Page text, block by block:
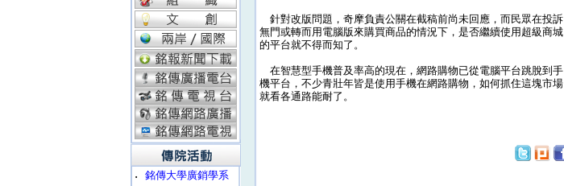
‧
銘傳大學廣銷學系
針對改版問題，奇摩負責公關在截稿前尚未回應，而民眾在投訴
無門或轉而用電腦版來購買商品的情況下，是否繼續使用超級商城
的平台就不得而知了。
在智慧型手機普及率高的現在，網路購物已從電腦平台跳脫到手
機平台，不少青壯年皆是使用手機在網路購物，如何抓住這塊市場
就看各通路能耐了。